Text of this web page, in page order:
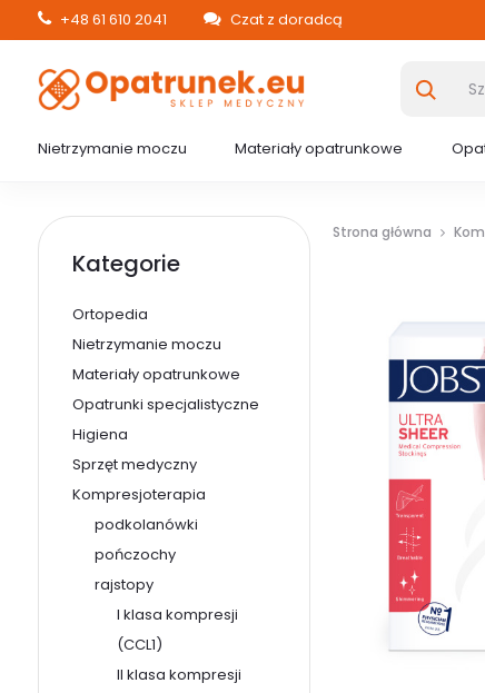
+48 61 610 2041 Czat z doradcą
Nietrzymanie moczu Materiały opatrunkowe
Strona główna
Kategorie
Ortopedia
Nietrzymanie moczu
Materiały opatrunkowe
Opatrunki specjalistyczne
Higiena
Sprzęt medyczny
Kompresjoterapia
podkolanówki
pończochy
rajstopy
I klasa kompresji
(CCL1)
II klasa kompresji